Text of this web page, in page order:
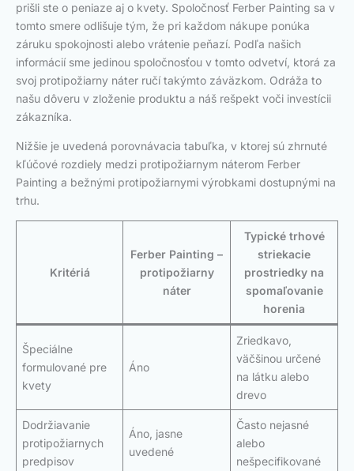
prišli ste o peniaze aj o kvety. Spoločnosť Ferber Painting sa v
tomto smere odlišuje tým, že pri každom nákupe ponúka
záruku spokojnosti alebo vrátenie peňazí. Podľa našich
informácií sme jedinou spoločnosťou v tomto odvetví, ktorá za
svoj protipožiarny náter ručí takýmto záväzkom. Odráža to
našu dôveru v zloženie produktu a náš rešpekt voči investícii
zákazníka.
Nižšie je uvedená porovnávacia tabuľka, v ktorej sú zhrnuté
kľúčové rozdiely medzi protipožiarnym náterom Ferber
Painting a bežnými protipožiarnymi výrobkami dostupnými na
trhu.
Kritériá
Ferber Painting –
protipožiarny
náter
Typické trhové
striekacie
prostriedky na
spomaľovanie
horenia
Špeciálne
formulované pre
kvety
Áno
Zriedkavo,
väčšinou určené
na látku alebo
drevo
Dodržiavanie
protipožiarnych
predpisov
Áno, jasne
uvedené
Často nejasné
alebo
nešpecifikované